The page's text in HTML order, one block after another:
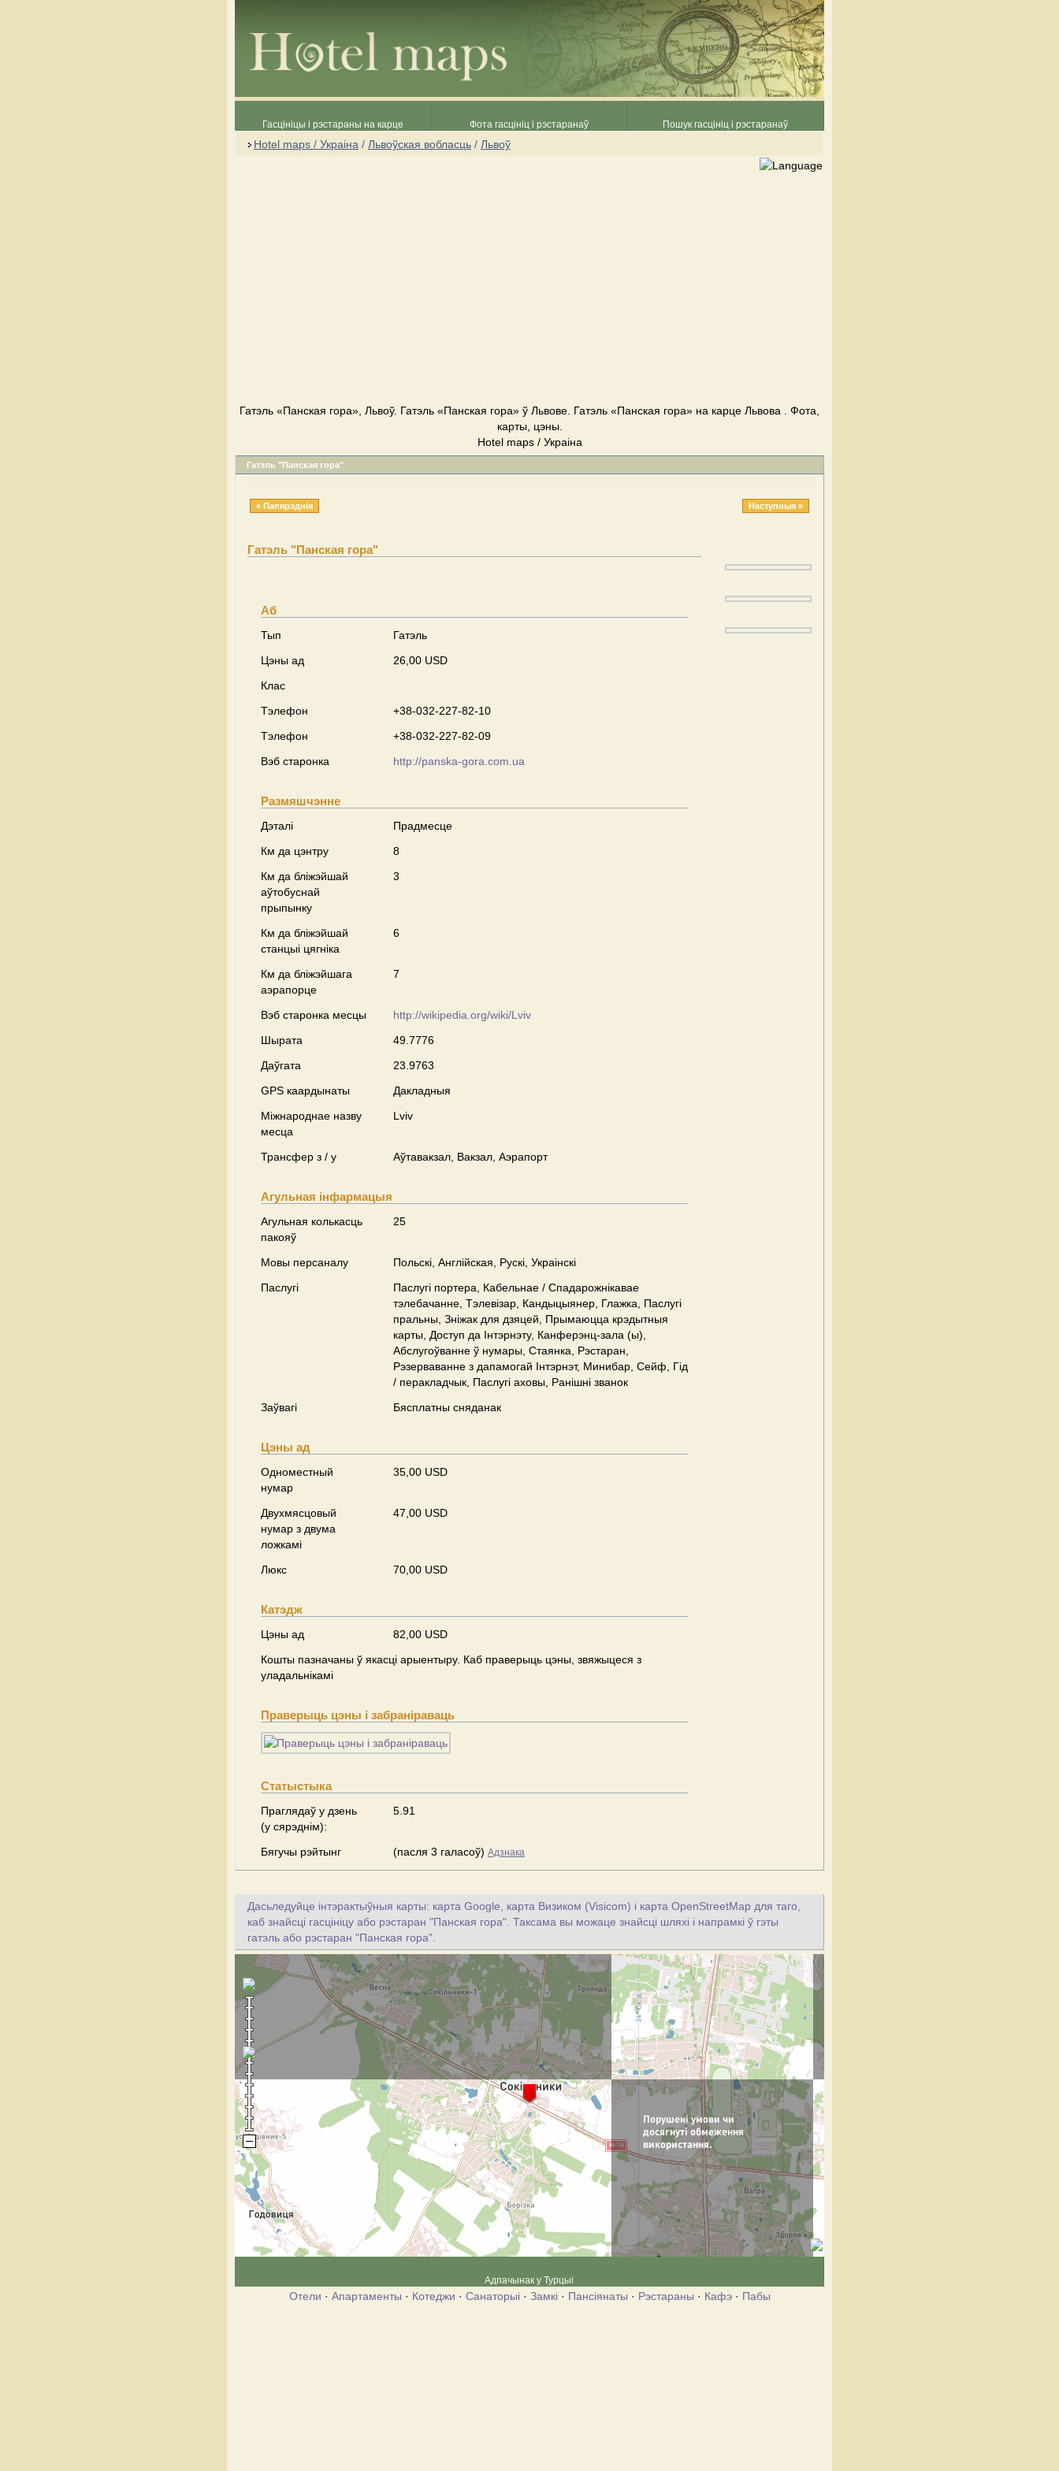
Гасцініцы і рэстараны на карце Фота гасцініц і рэстаранаў Пошук гасцініц і рэстаранаў
Hotel maps / Украіна / Львоўская вобласць / Львоў
Гатэль «Панская гора», Львоў. Гатэль «Панская гора» ў Львове. Гатэль «Панская гора» на карце Львова . Фота,
карты, цэны.
Hotel maps / Украіна
Гатэль "Панская гора"
« Папярэднія Наступныя »
Гатэль "Панская гора"
Аб
Тып
Гатэль
Цэны ад
26,00 USD
Клас
Тэлефон
+38-032-227-82-10
Тэлефон
+38-032-227-82-09
Вэб старонка
http://panska-gora.com.ua
Размяшчэнне
Дэталі
Прадмесце
Км да цэнтру
8
Км да бліжэйшай
аўтобуснай
прыпынку
3
Км да бліжэйшай
станцыі цягніка
6
Км да бліжэйшага
аэрапорце
7
Вэб старонка месцы
http://wikipedia.org/wiki/Lviv
Шырата
49.7776
Даўгата
23.9763
GPS каардынаты
Дакладныя
Міжнароднае назву
месца
Lviv
Трансфер з / у Аўтавакзал, Вакзал, Аэрапорт
Агульная інфармацыя
Агульная колькасць
пакояў
25
Мовы персаналу
Польскі, Англійская, Рускі, Украінскі
Паслугі
Паслугі портера, Кабельнае / Спадарожнiкавае
тэлебачанне, Тэлевізар, Кандыцыянер, Глажка, Паслугі
пральны, Зніжак для дзяцей, Прымаюцца крэдытныя
карты, Доступ да Інтэрнэту, Канферэнц-зала (ы),
Абслугоўванне ў нумары, Стаянка, Рэстаран,
Рэзерваванне з дапамогай Інтэрнэт, Минибар, Сейф, Гід
/ перакладчык, Паслугі аховы, Ранішні званок
Заўвагі
Бясплатны сняданак
Цэны ад
Одноместный
нумар
35,00 USD
Двухмясцовый
нумар з двума
ложкамі
47,00 USD
Люкс 70,00 USD
Катэдж
Цэны ад
82,00 USD
Кошты пазначаны ў якасці арыентыру. Каб праверыць цэны, звяжыцеся з
уладальнікамі
Праверыць цэны і забраніраваць
Статыстыка
Праглядаў у дзень
(у сярэднім):
5.91
Бягучы рэйтынг (пасля 3 галасоў) Адзнака
Дасьледуйце інтэрактыўныя карты: карта Google, карта Визиком (Visicom) і карта OpenStreetMap для таго,
каб знайсці гасцініцу або рэстаран "Панская гора". Таксама вы можаце знайсці шляхі і напрамкі ў гэты
гатэль або рэстаран "Панская гора".
Адпачынак у Турцыі
Отели · Апартаменты · Котеджи · Санаторыі· Замкі· Пансіянаты · Рэстараны · Кафэ· Пабы